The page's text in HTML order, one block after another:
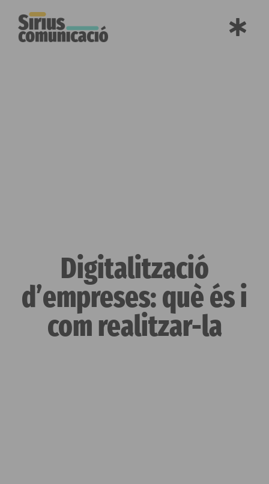
Digitalització
d’empreses: què és i
com realitzar-la